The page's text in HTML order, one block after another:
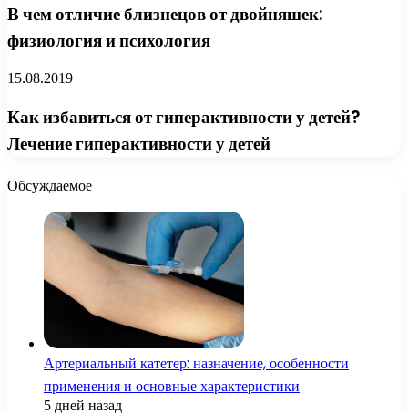
В чем отличие близнецов от двойняшек:
физиология и психология
15.08.2019
Как избавиться от гиперактивности у детей?
Лечение гиперактивности у детей
Обсуждаемое
Артериальный катетер: назначение, особенности
применения и основные характеристики
5 дней назад